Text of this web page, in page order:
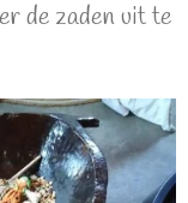
de zaden uit te